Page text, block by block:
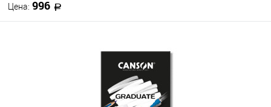
Цена: 996